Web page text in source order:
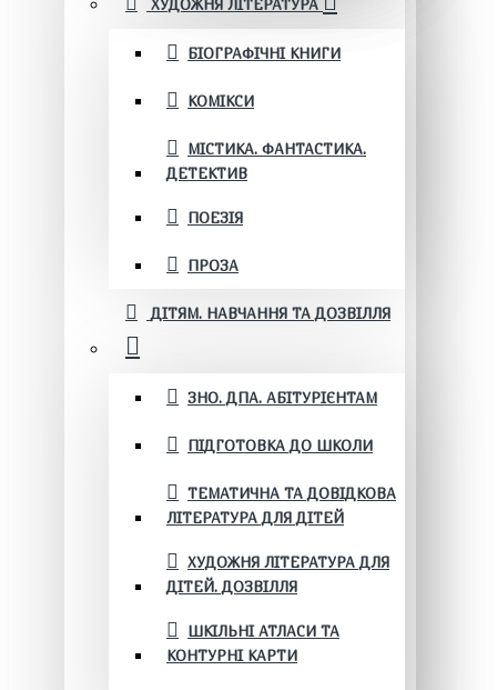
ХУДОЖНЯ ЛІТЕРАТУРА
БІОГРАФІЧНІ КНИГИ
КОМІКСИ
МІСТИКА. ФАНТАСТИКА.
ДЕТЕКТИВ
ПОЕЗІЯ
ПРОЗА
ДІТЯМ. НАВЧАННЯ ТА ДОЗВІЛЛЯ
ЗНО. ДПА. АБІТУРІЄНТАМ
ПІДГОТОВКА ДО ШКОЛИ
ТЕМАТИЧНА ТА ДОВІДКОВА
ЛІТЕРАТУРА ДЛЯ ДІТЕЙ
ХУДОЖНЯ ЛІТЕРАТУРА ДЛЯ
ДІТЕЙ. ДОЗВІЛЛЯ
ШКІЛЬНІ АТЛАСИ ТА
КОНТУРНІ КАРТИ